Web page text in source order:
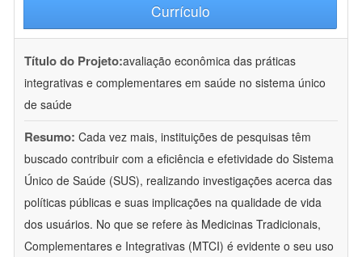
Currículo
Título do Projeto:avaliação econômica das práticas
integrativas e complementares em saúde no sistema único
de saúde
Resumo: Cada vez mais, instituições de pesquisas têm
buscado contribuir com a eficiência e efetividade do Sistema
Único de Saúde (SUS), realizando investigações acerca das
políticas públicas e suas implicações na qualidade de vida
dos usuários. No que se refere às Medicinas Tradicionais,
Complementares e Integrativas (MTCI) é evidente o seu uso